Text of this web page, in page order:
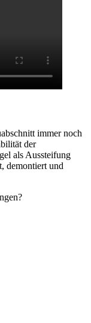
immer noch
der
als Aussteifung
demontiert und